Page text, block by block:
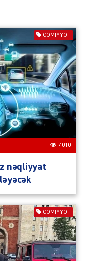
CƏMIYYƏT
4010
nəqliyyat
CƏMIYYƏT